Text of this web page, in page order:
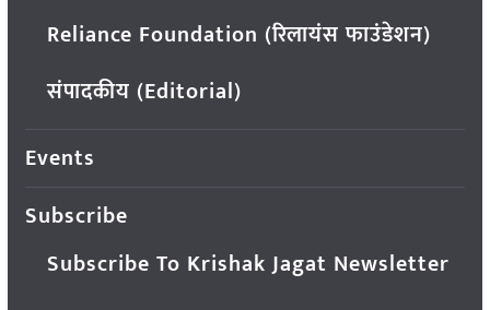
Reliance Foundation (रिलायंस फाउंडेशन)
संपादकीय (Editorial)
Events
Subscribe
Subscribe To Krishak Jagat Newsletter